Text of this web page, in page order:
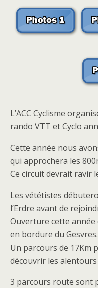
L’ACC Cyclisme
rando VTT et Cyclo
Cette année nous
qui approchera les
Ce circuit devrait ravir
Les vététistes
l’Erdre avant de
Ouverture cette année
en bordure du Gesvres.
Un parcours de 17Km
découvrir les
3 parcours route sont